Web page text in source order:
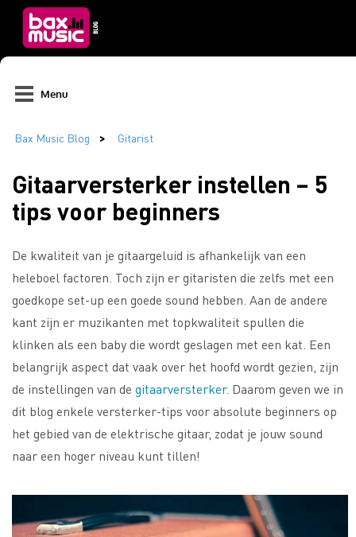
Menu
Gitaarversterker instellen – 5
tips voor beginners
De kwaliteit van je gitaargeluid is afhankelijk van een
heleboel factoren. Toch zijn er gitaristen die zelfs met een
goedkope set-up een goede sound hebben. Aan de andere
kant zijn er muzikanten met topkwaliteit spullen die
klinken als een baby die wordt geslagen met een kat. Een
belangrijk aspect dat vaak over het hoofd wordt gezien, zijn
de instellingen van de gitaarversterker. Daarom geven we in
dit blog enkele versterker-tips voor absolute beginners op
het gebied van de elektrische gitaar, zodat je jouw sound
naar een hoger niveau kunt tillen!